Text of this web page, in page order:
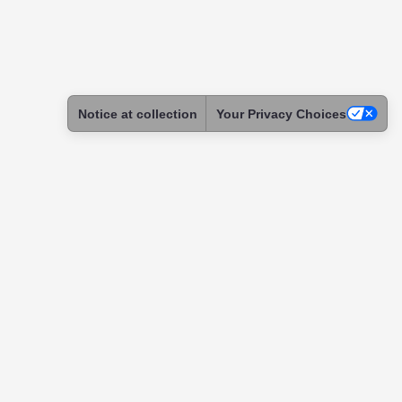
Your Privacy Choices
Notice at collection